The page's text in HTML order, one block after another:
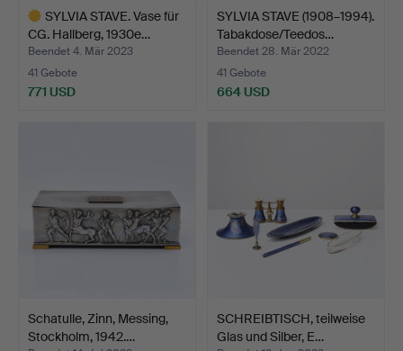
SYLVIA STAVE. Vase für
CG. Hallberg, 1930e…
Beendet 4. Mär 2023
41 Gebote
771 USD
SYLVIA STAVE (1908–1994).
Tabakdose/Teedos…
Beendet 28. Mär 2022
41 Gebote
664 USD
Schatulle, Zinn, Messing,
Stockholm, 1942.…
SCHREIBTISCH, teilweise
Glas und Silber, E…